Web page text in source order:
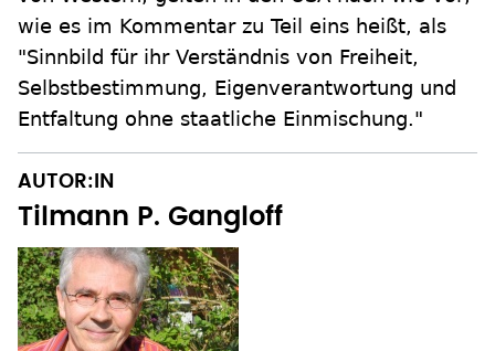
wie es im Kommentar zu Teil eins heißt, als
"Sinnbild für ihr Verständnis von Freiheit,
Selbstbestimmung, Eigenverantwortung und
Entfaltung ohne staatliche Einmischung."
AUTOR:IN
Tilmann P. Gangloff